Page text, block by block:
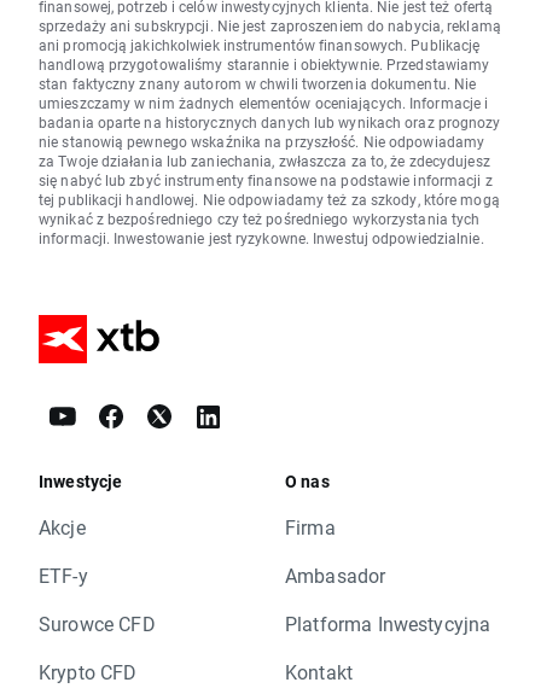
finansowej, potrzeb i celów inwestycyjnych klienta. Nie jest też ofertą
sprzedaży ani subskrypcji. Nie jest zaproszeniem do nabycia, reklamą
ani promocją jakichkolwiek instrumentów finansowych. Publikację
handlową przygotowaliśmy starannie i obiektywnie. Przedstawiamy
stan faktyczny znany autorom w chwili tworzenia dokumentu. Nie
umieszczamy w nim żadnych elementów oceniających. Informacje i
badania oparte na historycznych danych lub wynikach oraz prognozy
nie stanowią pewnego wskaźnika na przyszłość. Nie odpowiadamy
za Twoje działania lub zaniechania, zwłaszcza za to, że zdecydujesz
się nabyć lub zbyć instrumenty finansowe na podstawie informacji z
tej publikacji handlowej. Nie odpowiadamy też za szkody, które mogą
wynikać z bezpośredniego czy też pośredniego wykorzystania tych
informacji. Inwestowanie jest ryzykowne. Inwestuj odpowiedzialnie.
Inwestycje
Akcje
ETF-y
Surowce CFD
Krypto CFD
O nas
Firma
Ambasador
Platforma Inwestycyjna
Kontakt